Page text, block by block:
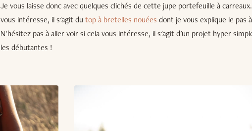
Je vous laisse donc avec quelques clichés de cette jupe portefeuille à
vous intéresse, il s'agit du top à bretelles nouées dont je vous explique le pas
N'hésitez pas à aller voir si cela vous intéresse, il s'agit d'un projet hyper
les débutantes !